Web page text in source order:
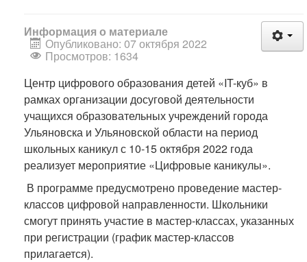
Информация о материале
Опубликовано: 07 октября 2022
Просмотров: 1634
Центр цифрового образования детей «IT-куб» в
рамках организации досуговой деятельности
учащихся образовательных учреждений города
Ульяновска и Ульяновской области на период
школьных каникул с 10-15 октября 2022 года
реализует мероприятие «Цифровые каникулы».
В программе предусмотрено проведение мастер-
классов цифровой направленности. Школьники
смогут принять участие в мастер-классах, указанных
при регистрации (график мастер-классов
прилагается).